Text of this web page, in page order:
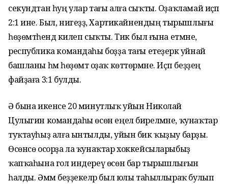
секундтан һуң улар тағы алға сыҡты. Оҙаҡламай иҫәп
2:1 ине. Был, нигеҙҙә, Хартикайнендың тырышлығы
һөҙөмтәһендә килеп сыҡты. Тик был ғына етмәне,
республика командаһы боҙҙа тағы етеҙерәк уйнай
башланы һәм һөҙөмтә оҙаҡ көттөрмәне. Иҫәп беҙҙең
файҙаға 3:1 булды.
Ә бына икенсе 20 минутлыҡ уйын Николай
Цулыгин командаһы өсөн еңел бирелмәне, ҡунаҡтар
туҡтауһыҙ алға ынтылды, уйын бик ҡыҙыу барҙы.
Өсөнсө осорҙа ла ҡунаҡтар хоккейсыларыбыҙ
ҡапҡаһына гол индереү өсөн бар тырышлығын
һалды. Әммә беҙҙекеләр был юлы таһыллыраҡ булып